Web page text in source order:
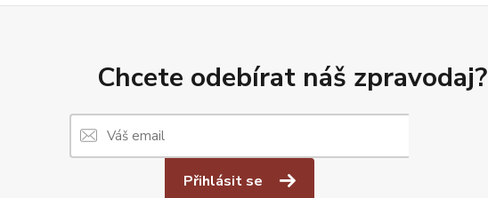
Chcete odebírat náš zpravodaj?
Přihlásit se